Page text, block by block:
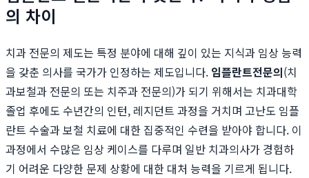
의 차이
치과 전문의 제도는 특정 분야에 대해 깊이 있는 지식과 임상 능력
을 갖춘 의사를 국가가 인정하는 제도입니다. 임플란트전문의(치
과보철과 전문의 또는 치주과 전문의)가 되기 위해서는 치과대학
졸업 후에도 수년간의 인턴, 레지던트 과정을 거치며 고난도 임플
란트 수술과 보철 치료에 대한 집중적인 수련을 받아야 합니다. 이
과정에서 수많은 임상 케이스를 다루며 일반 치과의사가 경험하
기 어려운 다양한 문제 상황에 대한 대처 능력을 기르게 됩니다.